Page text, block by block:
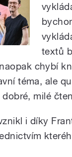
textů
chybí
téma, ale
milé
i díky